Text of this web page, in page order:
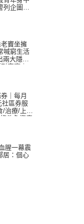
列企圖謀
竇坐擁
喊窮生活
兩大隱
富豪｜
｜每月
社區券服
/治療/上門
件免資產
格及教
腥一幕震